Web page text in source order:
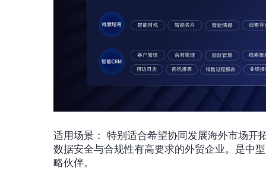
适用场景： 特别适合希望协同发展海外市场开
数据安全与合规性有高要求的外贸企业。是中
略伙伴。